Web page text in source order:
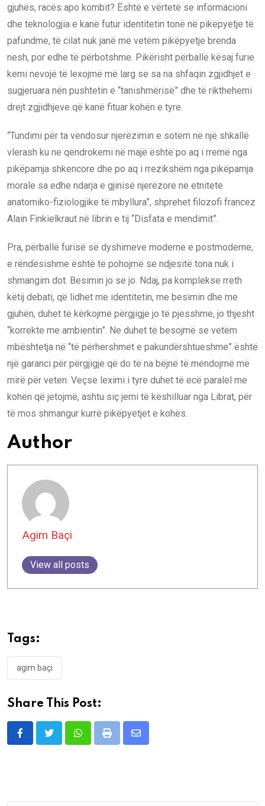
gjuhës, racës apo kombit? Është e vërtetë se informacioni
dhe teknologjia e kanë futur identitetin tonë në pikëpyetje të
pafundme, të cilat nuk janë më vetëm pikëpyetje brenda
nesh, por edhe të përbotshme. Pikërisht përballë kësaj furie
kemi nevojë të lexojmë më larg se sa na shfaqin zgjidhjet e
sugjeruara nën pushtetin e “tanishmërisë” dhe të rikthehemi
drejt zgjidhjeve që kanë fituar kohën e tyre.
“Tundimi për ta vendosur njerëzimin e sotëm në një shkallë
vlerash ku ne qëndrokemi në majë është po aq i rremë nga
pikëpamja shkencore dhe po aq i rrezikshëm nga pikëpamja
morale sa edhe ndarja e gjinisë njerëzore në etnitete
anatomiko-fiziologjike të mbyllura”, shprehet filozofi francez
Alain Finkielkraut në librin e tij “Disfata e mendimit”.
Pra, përballë furisë së dyshimeve moderne e postmoderne,
e rëndësishme është të pohojmë se ndjesitë tona nuk i
shmangim dot. Besimin jo se jo. Ndaj, pa komplekse rreth
këtij debati, që lidhet me identitetin, me besimin dhe me
gjuhën, duhet të kërkojmë përgjigje jo të pjesshme, jo thjesht
“korrekte me ambientin”. Ne duhet të besojmë se vetëm
mbështetja në “të përhershmet e pakundërshtueshme” është
një garanci për përgjigje që do të na bëjnë të mendojmë më
mirë për veten. Veçse leximi i tyre duhet të ecë paralel me
kohën që jetojmë, ashtu siç jemi të këshilluar nga Librat, për
të mos shmangur kurrë pikëpyetjet e kohës.
Author
Agim Baçi
View all posts
Tags:
agim baçi
Share This Post:
WhatsappPrint
Share